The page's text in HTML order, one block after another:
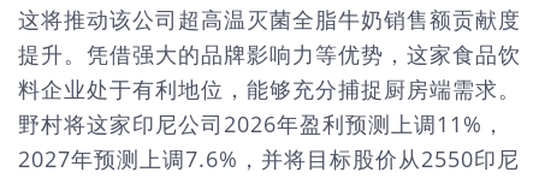
这将推动该公司超高温灭菌全脂牛奶销售额贡献度
提升。凭借强大的品牌影响力等优势，这家食品饮
料企业处于有利地位，能够充分捕捉厨房端需求。
野村将这家印尼公司2026年盈利预测上调11%，
2027年预测上调7.6%，并将目标股价从2550印尼